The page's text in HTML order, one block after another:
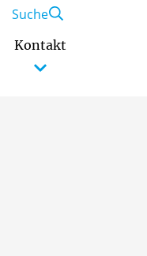
Kontakt
Suche